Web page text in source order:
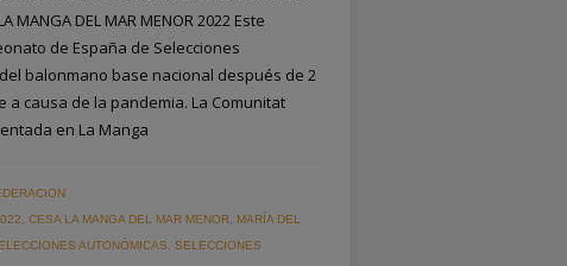
MANGA DEL MAR MENOR 2022 Este
de España de Selecciones
balonmano base nacional después de 2
a causa de la pandemia. La Comunitat
en La Manga
CESA LA MANGA DEL MAR MENOR
MARÍA DEL
AUTONÓMICAS
SELECCIONES